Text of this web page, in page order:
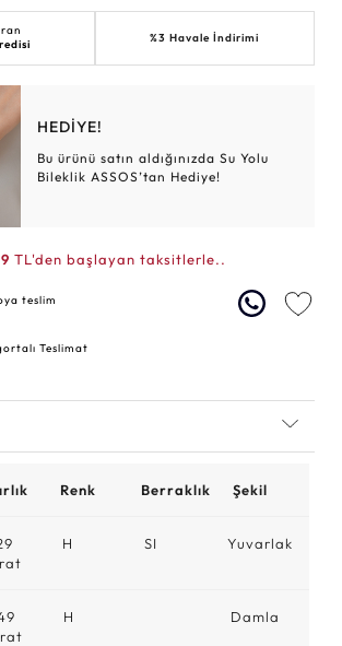
%3 Havale İndirimi
HEDİYE!
Bu ürünü satın aldığınızda Su Yolu
Bileklik ASSOS’tan Hediye!
TL'den başlayan taksitlerle..
teslim
Teslimat
Renk Berraklık Şekil
H SI Yuvarlak
H Damla